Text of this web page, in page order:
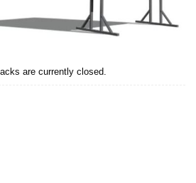
are currently closed.